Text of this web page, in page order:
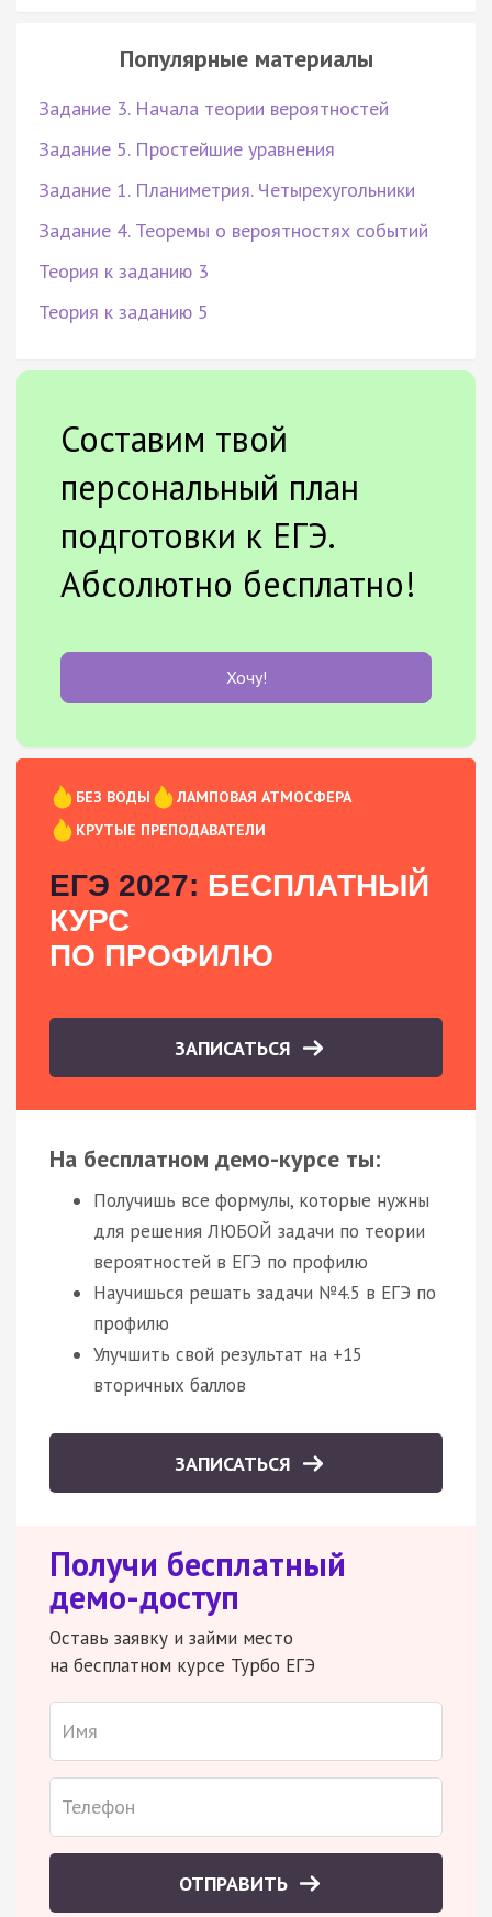
Популярные материалы
Задание 3. Начала теории вероятностей
Задание 5. Простейшие уравнения
Задание 1. Планиметрия. Четырехугольники
Задание 4. Теоремы о вероятностях событий
Теория к заданию 3
Теория к заданию 5
Составим твой
персональный план
подготовки к ЕГЭ.
Абсолютно бесплатно!
Хочу!
БЕЗ ВОДЫ
ЛАМПОВАЯ АТМОСФЕРА
КРУТЫЕ ПРЕПОДАВАТЕЛИ
ЕГЭ 2027: БЕСПЛАТНЫЙ
КУРС
ПО ПРОФИЛЮ
ЗАПИСАТЬСЯ
На бесплатном демо-курсе ты:
Получишь все формулы, которые нужны
для решения ЛЮБОЙ задачи по теории
вероятностей в ЕГЭ по профилю
Научишься решать задачи №4.5 в ЕГЭ по
профилю
Улучшить свой результат на +15
вторичных баллов
ЗАПИСАТЬСЯ
Получи бесплатный
демо-доступ
Оставь заявку и займи место
на бесплатном курсе Турбо ЕГЭ
ОТПРАВИТЬ